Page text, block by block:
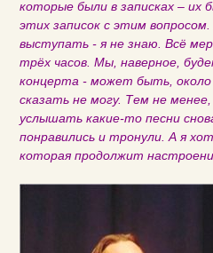
которые были в записках – их
этих записок с этим
выступать - я не знаю. Всё
трёх часов. Мы, наверное,
концерта - может быть,
сказать не могу. Тем не
услышать какие-то песни
понравились и тронули. А я
которая продолжит